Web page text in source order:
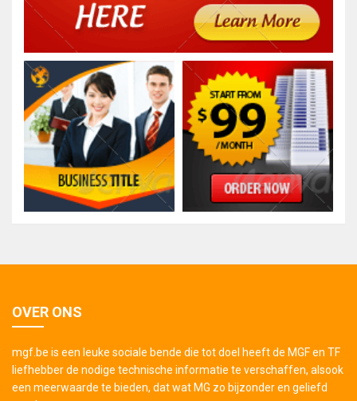
OVER ONS
mgf.be is een leuke sociale bende die tot doel heeft de MGF en TF
liefhebber de nodige technische informatie te verschaffen, alsook
een meerwaarde te bieden, dat wat MG zo bijzonder en geliefd